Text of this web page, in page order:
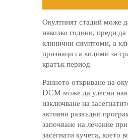
Окултният стадий може
няколко години, преди да
клинични симптоми, а
признаци са видими за
кратък период
Ранното откриване на
DCM може да улесни
изключване на
активни развъдни
започване на лечение
засегнати кучета, което